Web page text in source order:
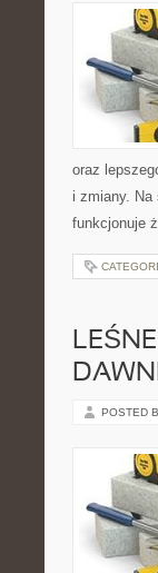
oraz
i zmiany. Na
funkcjonuje
POSTED